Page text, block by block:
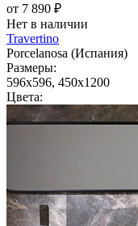
от 7 890 ₽
Нет в наличии
Travertino
Porcelanosa (Испания)
Размеры:
596x596, 450x1200
Цвета: